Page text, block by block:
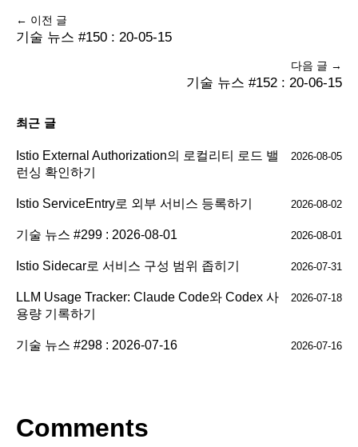
← 이전 글
기술 뉴스 #150 : 20-05-15
다음 글 →
기술 뉴스 #152 : 20-06-15
최근 글
Istio External Authorization의 로컬리티 로드 밸
런싱 확인하기
2026-08-05
Istio ServiceEntry로 외부 서비스 등록하기 2026-08-02
기술 뉴스 #299 : 2026-08-01 2026-08-01
Istio Sidecar로 서비스 구성 범위 좁히기 2026-07-31
LLM Usage Tracker: Claude Code와 Codex 사
용량 기록하기
2026-07-18
기술 뉴스 #298 : 2026-07-16 2026-07-16
Comments